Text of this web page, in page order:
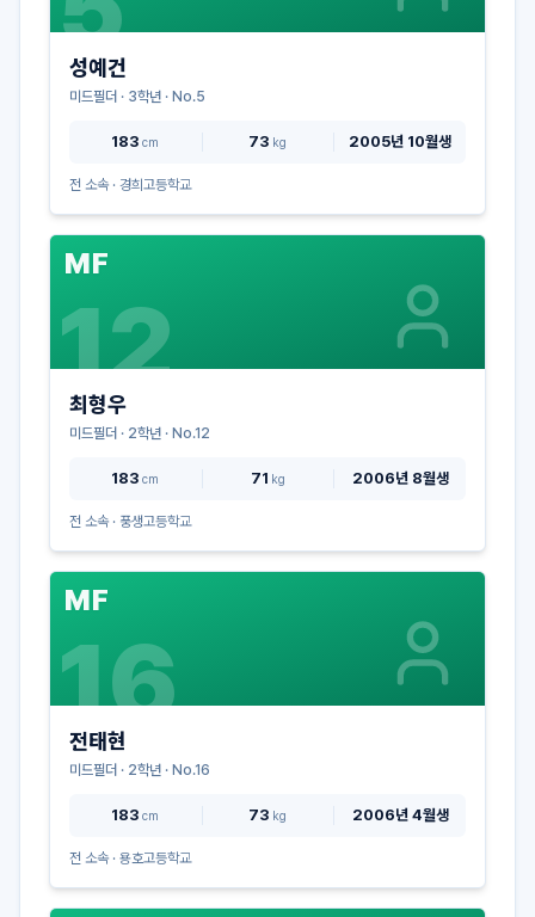
성예건
미드필더 · 3학년 · No.5
183 cm 73 kg 2005년 10월생
전 소속 · 경희고등학교
MF
12
최형우
미드필더 · 2학년 · No.12
183 cm 71 kg 2006년 8월생
전 소속 · 풍생고등학교
MF
16
전태현
미드필더 · 2학년 · No.16
183 cm 73 kg 2006년 4월생
전 소속 · 용호고등학교